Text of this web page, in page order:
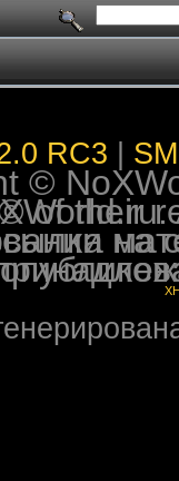
RC3
©
2009-2026 NoXWorld.ru. All
использовании
на форуме